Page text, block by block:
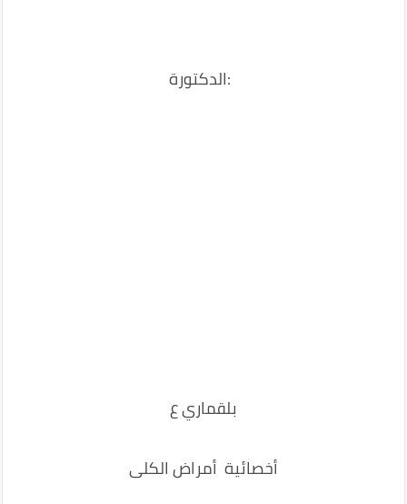
:الدكتورة
بلقماري ع
أخصائية أمراض الكلى